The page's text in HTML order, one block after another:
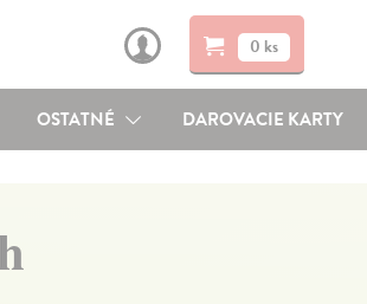
0 ks
OSTATNÉ DAROVACIE KARTY